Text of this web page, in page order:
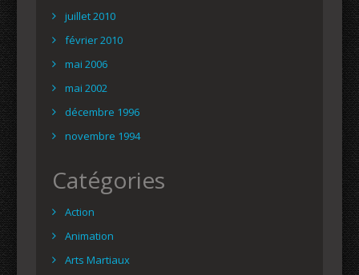
juillet 2010
février 2010
mai 2006
mai 2002
décembre 1996
novembre 1994
Catégories
Action
Animation
Arts Martiaux